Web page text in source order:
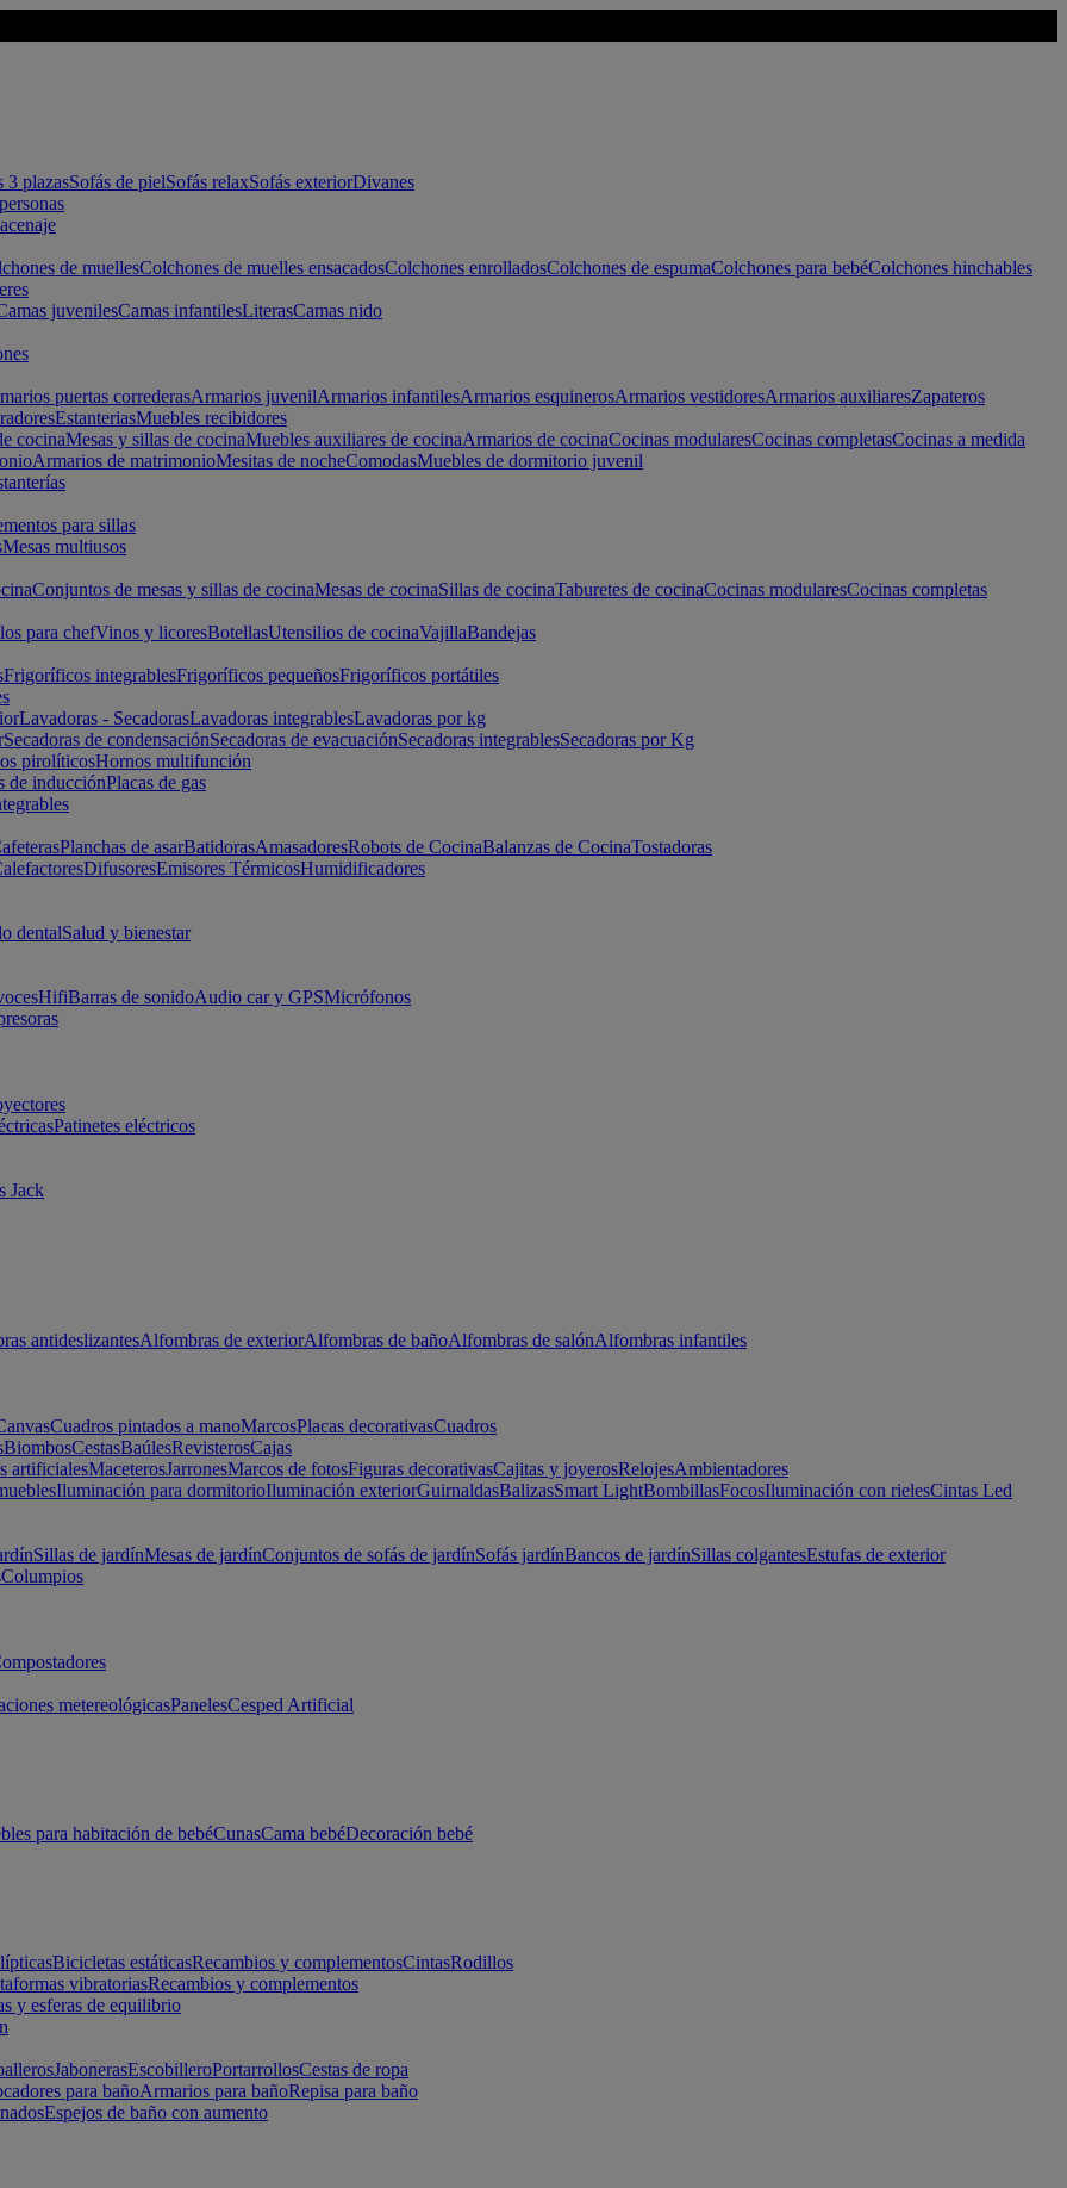
3 plazasSofás de pielSofás relaxSofás exteriorDivanes
de muellesColchones de muelles ensacadosColchones enrolladosColchones de espumaColchones para bebéColchones hinchables
juvenilesCamas infantilesLiterasCamas nido
puertas correderasArmarios juvenilArmarios infantilesArmarios esquinerosArmarios vestidoresArmarios auxiliaresZapateros
EstanteriasMuebles recibidores
cocinaMesas y sillas de cocinaMuebles auxiliares de cocinaArmarios de cocinaCocinas modularesCocinas completasCocinas a medida
Armarios de matrimonioMesitas de nocheComodasMuebles de dormitorio juvenil
para sillas
Mesas multiusos
Conjuntos de mesas y sillas de cocinaMesas de cocinaSillas de cocinaTaburetes de cocinaCocinas modularesCocinas completas
para chefVinos y licoresBotellasUtensilios de cocinaVajillaBandejas
Frigoríficos integrablesFrigoríficos pequeñosFrigoríficos portátiles
Lavadoras - SecadorasLavadoras integrablesLavadoras por kg
Secadoras de condensaciónSecadoras de evacuaciónSecadoras integrablesSecadoras por Kg
pirolíticosHornos multifunción
de inducciónPlacas de gas
Planchas de asarBatidorasAmasadoresRobots de CocinaBalanzas de CocinaTostadoras
DifusoresEmisores TérmicosHumidificadores
dentalSalud y bienestar
HifiBarras de sonidoAudio car y GPSMicrófonos
Patinetes eléctricos
Jack
antideslizantesAlfombras de exteriorAlfombras de bañoAlfombras de salónAlfombras infantiles
Cuadros pintados a manoMarcosPlacas decorativasCuadros
BiombosCestasBaúlesRevisterosCajas
artificialesMaceterosJarronesMarcos de fotosFiguras decorativasCajitas y joyerosRelojesAmbientadores
Iluminación para dormitorioIluminación exteriorGuirnaldasBalizasSmart LightBombillasFocosIluminación con rielesCintas Led
Sillas de jardínMesas de jardínConjuntos de sofás de jardínSofás jardínBancos de jardínSillas colgantesEstufas de exterior
Columpios
metereológicasPanelesCesped Artificial
para habitación de bebéCunasCama bebéDecoración bebé
Bicicletas estáticasRecambios y complementosCintasRodillos
vibratoriasRecambios y complementos
y esferas de equilibrio
JabonerasEscobilleroPortarrollosCestas de ropa
para bañoArmarios para bañoRepisa para baño
Espejos de baño con aumento